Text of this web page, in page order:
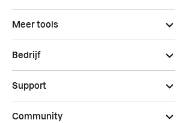
Meer tools
Bedrijf
Support
Community